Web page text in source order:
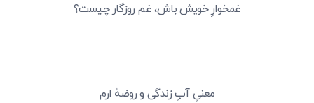
غمخوارِ خویش باش، غم روزگار چیست؟
معنیِ آبِ زندگی و روضهٔ ارم